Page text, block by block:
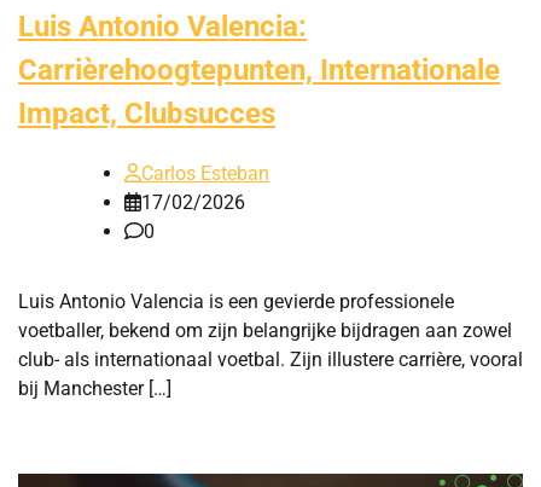
Luis Antonio Valencia:
Carrièrehoogtepunten, Internationale
Impact, Clubsucces
Carlos Esteban
17/02/2026
0
Luis Antonio Valencia is een gevierde professionele
voetballer, bekend om zijn belangrijke bijdragen aan zowel
club- als internationaal voetbal. Zijn illustere carrière, vooral
bij Manchester […]